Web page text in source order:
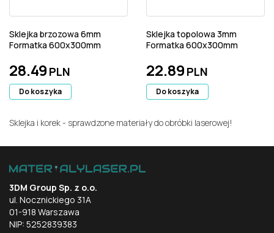
Sklejka brzozowa 6mm
Formatka 600x300mm
28.49 PLN
Do koszyka
Sklejka topolowa 3mm
Formatka 600x300mm
22.89 PLN
Do koszyka
Sklejka i korek - sprawdzone materiały do obróbki laserowej!
3DM Group Sp. z o.o.
ul. Nocznickiego 31A
01-918 Warszawa
NIP: 5252839383